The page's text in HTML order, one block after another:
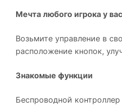
Мечта любого игрока у
Возьмите управление в
расположение кнопок,
Знакомые функции
Беспроводной